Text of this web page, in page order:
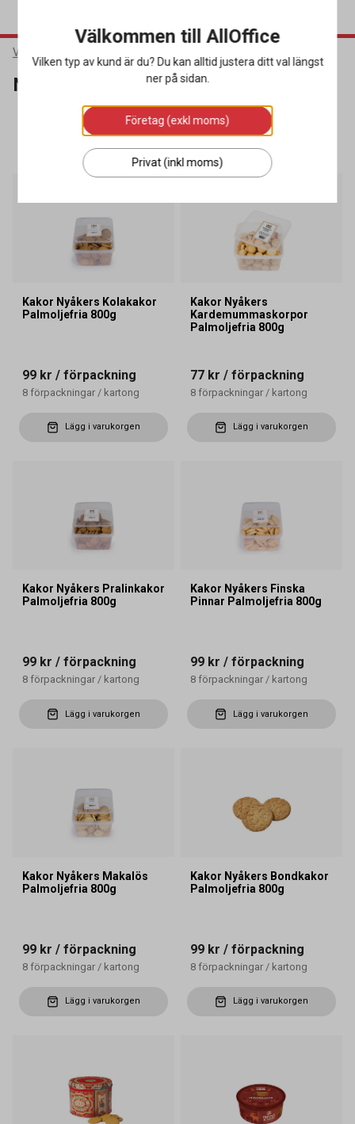
Varumärken
Nyåkers
SORTERA
8 produkter
Kakor Nyåkers Kolakakor
Palmoljefria 800g
99 kr / förpackning
8 förpackningar / kartong
Lägg i varukorgen
Kakor Nyåkers
Kardemummaskorpor
Palmoljefria 800g
77 kr / förpackning
8 förpackningar / kartong
Lägg i varukorgen
Kakor Nyåkers Pralinkakor
Palmoljefria 800g
99 kr / förpackning
8 förpackningar / kartong
Lägg i varukorgen
Kakor Nyåkers Finska
Pinnar Palmoljefria 800g
99 kr / förpackning
8 förpackningar / kartong
Lägg i varukorgen
Kakor Nyåkers Makalös
Palmoljefria 800g
99 kr / förpackning
8 förpackningar / kartong
Lägg i varukorgen
Kakor Nyåkers Bondkakor
Palmoljefria 800g
99 kr / förpackning
8 förpackningar / kartong
Lägg i varukorgen
Välkommen till AllOffice
Vilken typ av kund är du? Du kan alltid justera ditt val längst
ner på sidan.
Företag (exkl moms)
Privat (inkl moms)